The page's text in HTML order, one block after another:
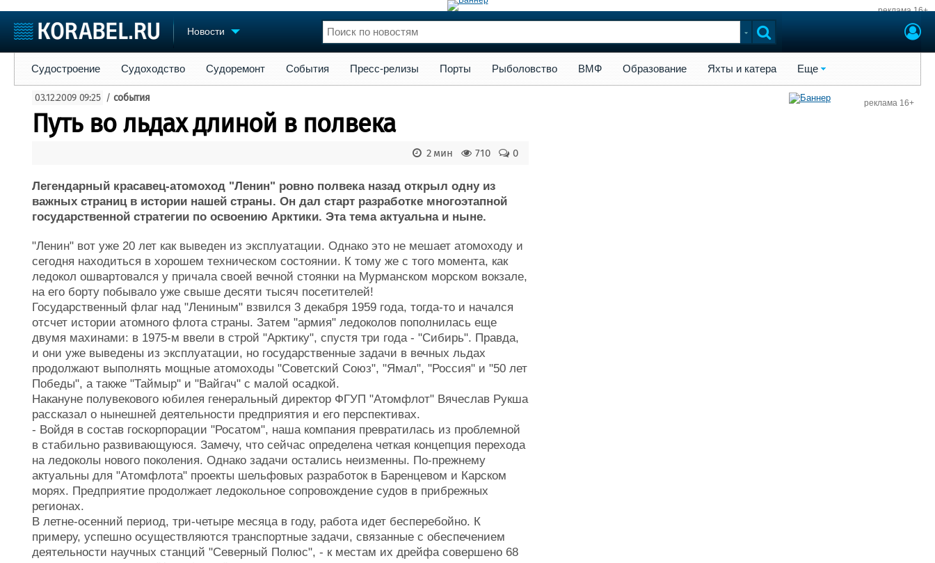
реклама 16+
Новости
Судостроение
Пульс
Новости
Компании
Крюинг
Журнал
Реклама
Торговая площадка
Доска объявлений
Продажа флота
Оборудование
Услуги
Конференции
Личности
Флот
Все службы
Судостроение Судоходство Судоремонт События Пресс-релизы Порты Рыболовство ВМФ Образование Яхты и катера Еще
03.12.2009 09:25 / события
Путь во льдах длиной в полвека
0
710
2 мин
Легендарный красавец-атомоход "Ленин" ровно полвека назад открыл одну из
важных страниц в истории нашей страны. Он дал старт разработке многоэтапной
государственной стратегии по освоению Арктики. Эта тема актуальна и ныне.
"Ленин" вот уже 20 лет как выведен из эксплуатации. Однако это не мешает атомоходу и
сегодня находиться в хорошем техническом состоянии. К тому же с того момента, как
ледокол ошвартовался у причала своей вечной стоянки на Мурманском морском вокзале,
на его борту побывало уже свыше десяти тысяч посетителей!
Государственный флаг над "Лениным" взвился 3 декабря 1959 года, тогда-то и начался
отсчет истории атомного флота страны. Затем "армия" ледоколов пополнилась еще
двумя махинами: в 1975-м ввели в строй "Арктику", спустя три года - "Сибирь". Правда,
и они уже выведены из эксплуатации, но государственные задачи в вечных льдах
продолжают выполнять мощные атомоходы "Советский Союз", "Ямал", "Россия" и "50 лет
Победы", а также "Таймыр" и "Вайгач" с малой осадкой.
Накануне полувекового юбилея генеральный директор ФГУП "Атомфлот" Вячеслав Рукша
рассказал о нынешней деятельности предприятия и его перспективах.
- Войдя в состав госкорпорации "Росатом", наша компания превратилась из проблемной
в стабильно развивающуюся. Замечу, что сейчас определена четкая концепция перехода
на ледоколы нового поколения. Однако задачи остались неизменны. По-прежнему
актуальны для "Атомфлота" проекты шельфовых разработок в Баренцевом и Карском
морях. Предприятие продолжает ледокольное сопровождение судов в прибрежных
регионах.
В летне-осенний период, три-четыре месяца в году, работа идет бесперебойно. К
примеру, успешно осуществляются транспортные задачи, связанные с обеспечением
деятельности научных станций "Северный Полюс", - к местам их дрейфа совершено 68
реклама 16+